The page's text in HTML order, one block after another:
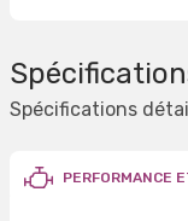
Spécifications
PERFORMANCE